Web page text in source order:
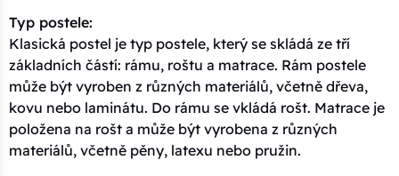
Typ postele:
Klasická postel je typ postele, který se skládá ze tří
základních částí: rámu, roštu a matrace. Rám postele
může být vyroben z různých materiálů, včetně dřeva,
kovu nebo laminátu. Do rámu se vkládá rošt. Matrace je
položena na rošt a může být vyrobena z různých
materiálů, včetně pěny, latexu nebo pružin.